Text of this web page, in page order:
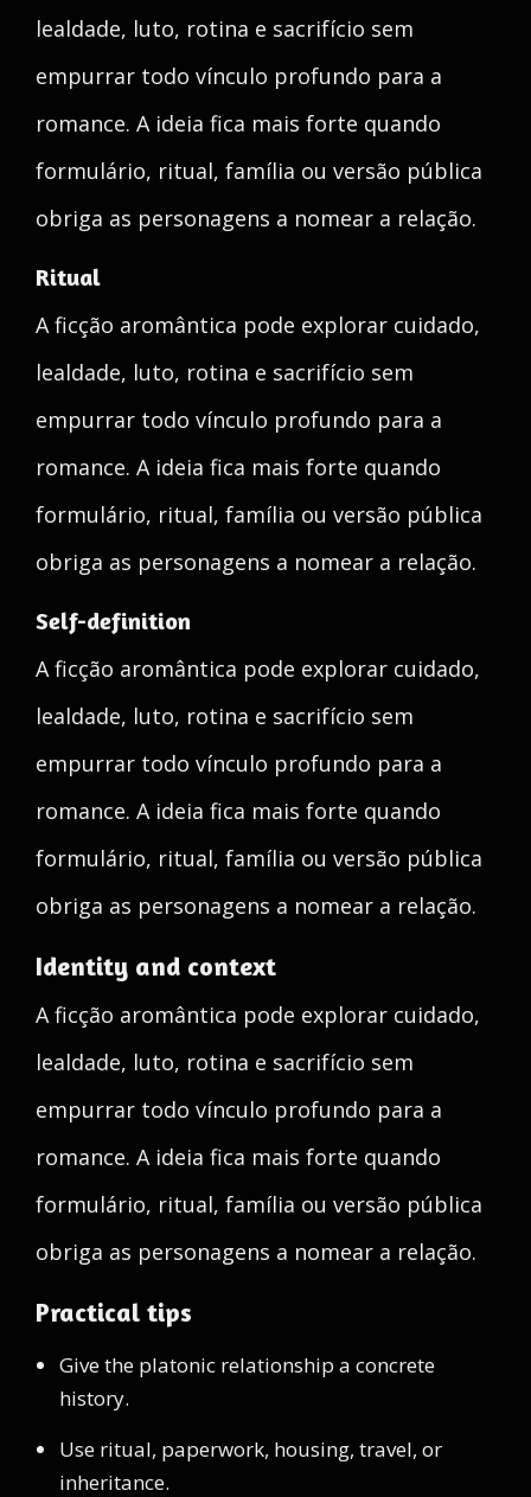
lealdade, luto, rotina e sacrifício sem
empurrar todo vínculo profundo para a
romance. A ideia fica mais forte quando
formulário, ritual, família ou versão pública
obriga as personagens a nomear a relação.
Ritual
A ficção aromântica pode explorar cuidado,
lealdade, luto, rotina e sacrifício sem
empurrar todo vínculo profundo para a
romance. A ideia fica mais forte quando
formulário, ritual, família ou versão pública
obriga as personagens a nomear a relação.
Self-definition
A ficção aromântica pode explorar cuidado,
lealdade, luto, rotina e sacrifício sem
empurrar todo vínculo profundo para a
romance. A ideia fica mais forte quando
formulário, ritual, família ou versão pública
obriga as personagens a nomear a relação.
Identity and context
A ficção aromântica pode explorar cuidado,
lealdade, luto, rotina e sacrifício sem
empurrar todo vínculo profundo para a
romance. A ideia fica mais forte quando
formulário, ritual, família ou versão pública
obriga as personagens a nomear a relação.
Practical tips
Give the platonic relationship a concrete
history.
Use ritual, paperwork, housing, travel, or
inheritance.